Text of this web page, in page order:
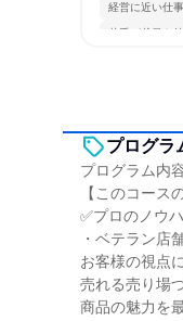
経営に近い仕
若手が裁量を
プログラ
プログラム内
【このコース
✅プロのノウ
・ベテラン店
お客様の視点
売れる売り場
商品の魅力を